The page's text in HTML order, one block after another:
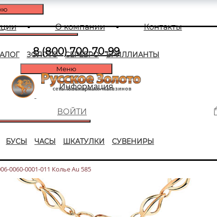
О компании Контакты
8 (800) 700-70-99
Меню
Информация
ВОЙТИ
ЗОЛОТО СЕРЕБРО БРИЛЛИАНТЫ
БУСЫ ЧАСЫ ШКАТУЛКИ СУВЕНИРЫ
0060-0001-011 Колье Au 585